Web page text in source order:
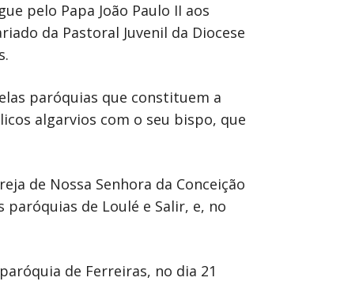
pelo Papa João Paulo II aos
da Pastoral Juvenil da Diocese
paróquias que constituem a
algarvios com o seu bispo, que
de Nossa Senhora da Conceição
de Loulé e Salir, e, no
de Ferreiras, no dia 21